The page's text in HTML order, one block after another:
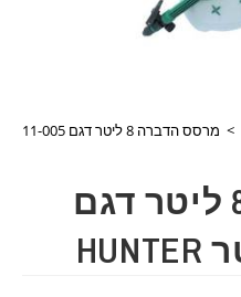
> מרסס הדברה 8 ליטר דגם 150911-005 הנטר HUNTER
מרסס הדברה 8 ליטר דגם